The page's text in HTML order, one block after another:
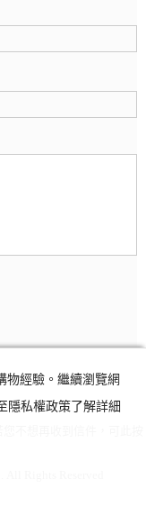
不想再收到信件，可此按
Rights Reserved
物經驗。繼續瀏覽網
隱私權政策了解詳細